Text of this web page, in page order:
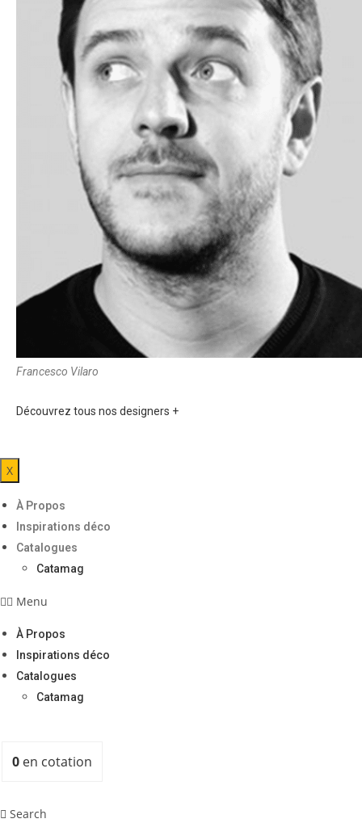
Francesco Vilaro
Découvrez tous nos designers +
X
À Propos
Inspirations déco
Catalogues
Catamag
Menu
À Propos
Inspirations déco
Catalogues
Catamag
0 en cotation
Search